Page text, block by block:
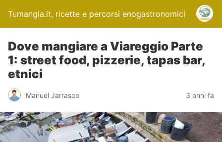
Tumangia.it, ricette e percorsi enogastronomici
Dove mangiare a Viareggio Parte
1: street food, pizzerie, tapas bar,
etnici
Manuel Jarrasco 3 anni fa